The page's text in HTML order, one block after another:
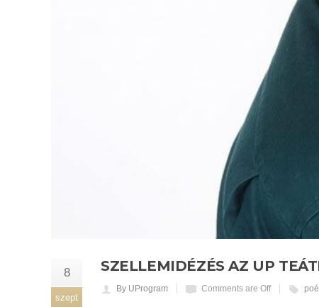
8
szept
SZELLEMIDÉZÉS AZ UP
By UProgram Comments are Off